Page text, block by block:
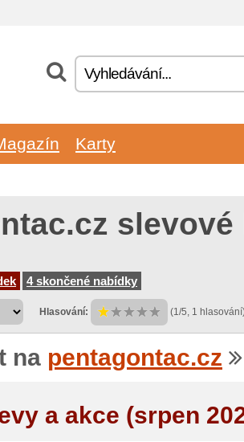
Karty
4 skončené nabídky
Hlasování: (1/5, 1
na pentagontac.cz
a akce (srpen